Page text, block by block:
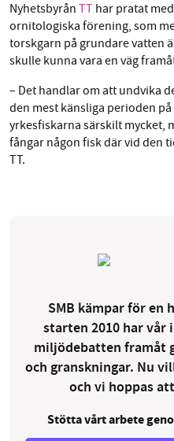
Nyhetsbyrån TT har pratat
ornitologiska förening, som
torskgarn på grundare vatten
skulle kunna vara en väg
– Det handlar om att undvika
den mest känsliga perioden
yrkesfiskarna särskilt mycket,
fångar någon fisk där vid den
TT.
SMB kämpar för en
starten 2010 har
miljödebatten framåt
och granskningar. Nu
och vi hoppas
Stötta vårt arbete